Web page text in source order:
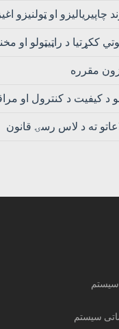
چاپیریالیزو او ټولنیزو
ککړتیا د راټیټولو او
مقرره
د کیفیت د کنترول او
ته د لاس رسۍ قانون
سیستم
سیستم